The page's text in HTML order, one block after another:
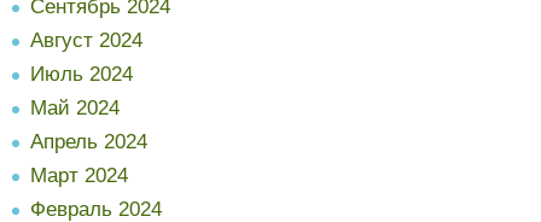
Сентябрь 2024
Август 2024
Июль 2024
Май 2024
Апрель 2024
Март 2024
Февраль 2024